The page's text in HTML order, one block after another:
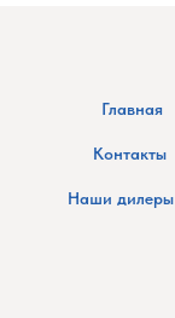
Главная
Контакты
Наши дилеры